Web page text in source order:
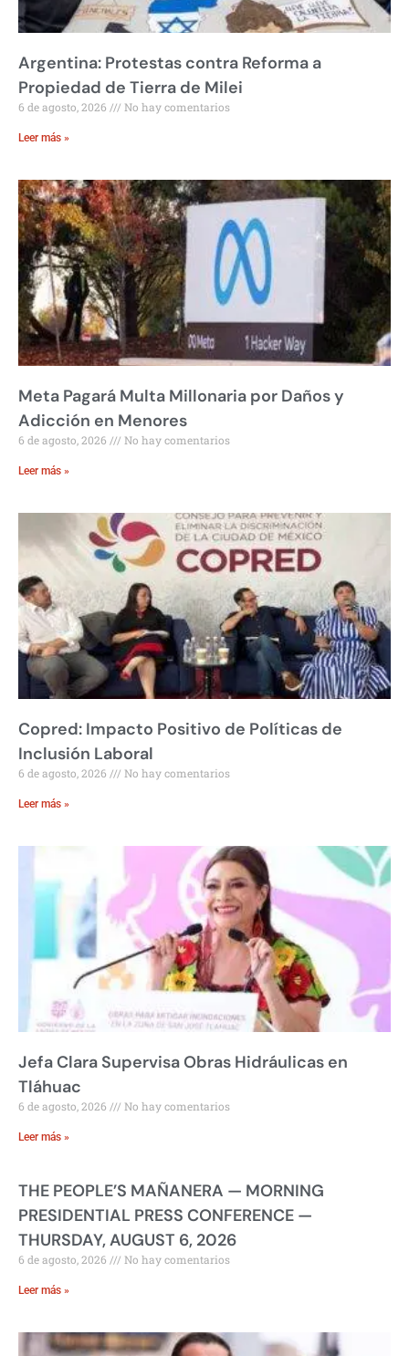
Argentina: Protestas contra Reforma a
Propiedad de Tierra de Milei
6 de agosto, 2026 No hay comentarios
Leer más »
Meta Pagará Multa Millonaria por Daños y
Adicción en Menores
6 de agosto, 2026 No hay comentarios
Leer más »
Copred: Impacto Positivo de Políticas de
Inclusión Laboral
6 de agosto, 2026 No hay comentarios
Leer más »
Jefa Clara Supervisa Obras Hidráulicas en
Tláhuac
6 de agosto, 2026 No hay comentarios
Leer más »
THE PEOPLE’S MAÑANERA — MORNING
PRESIDENTIAL PRESS CONFERENCE —
THURSDAY, AUGUST 6, 2026
6 de agosto, 2026 No hay comentarios
Leer más »